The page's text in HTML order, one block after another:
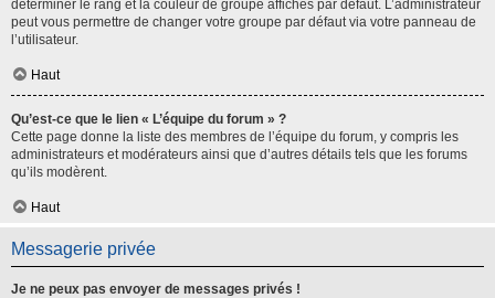
déterminer le rang et la couleur de groupe affichés par défaut. L’administrateur
peut vous permettre de changer votre groupe par défaut via votre panneau de
l’utilisateur.
Haut
Qu’est-ce que le lien « L’équipe du forum » ?
Cette page donne la liste des membres de l’équipe du forum, y compris les
administrateurs et modérateurs ainsi que d’autres détails tels que les forums
qu’ils modèrent.
Haut
Messagerie privée
Je ne peux pas envoyer de messages privés !